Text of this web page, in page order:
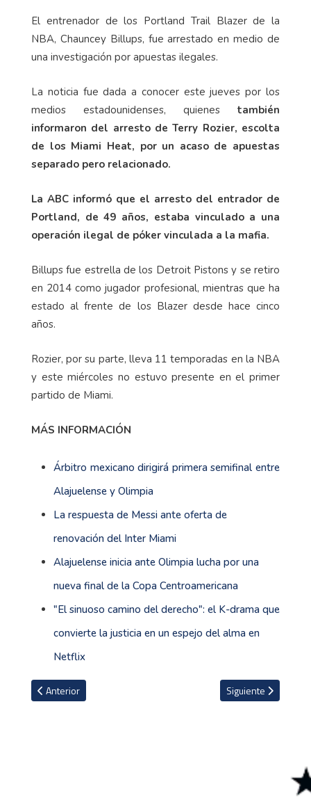
El entrenador de los Portland Trail Blazer de la
NBA, Chauncey Billups, fue arrestado en medio de
una investigación por apuestas ilegales.
La noticia fue dada a conocer este jueves por los
medios estadounidenses, quienes también
informaron del arresto de Terry Rozier, escolta
de los Miami Heat, por un acaso de apuestas
separado pero relacionado.
La ABC informó que el arresto del entrador de
Portland, de 49 años, estaba vinculado a una
operación ilegal de póker vinculada a la mafia.
Billups fue estrella de los Detroit Pistons y se retiro
en 2014 como jugador profesional, mientras que ha
estado al frente de los Blazer desde hace cinco
años.
Rozier, por su parte, lleva 11 temporadas en la NBA
y este miércoles no estuvo presente en el primer
partido de Miami.
MÁS INFORMACIÓN
Árbitro mexicano dirigirá primera semifinal entre
Alajuelense y Olimpia
La respuesta de Messi ante oferta de
renovación del Inter Miami
Alajuelense inicia ante Olimpia lucha por una
nueva final de la Copa Centroamericana
"El sinuoso camino del derecho": el K-drama que
convierte la justicia en un espejo del alma en
Netflix
Artículo anterior: Ex nadadora tica Marcela Cuesta: "Si yo con 16
Anterior Artículo siguiente:
Siguiente